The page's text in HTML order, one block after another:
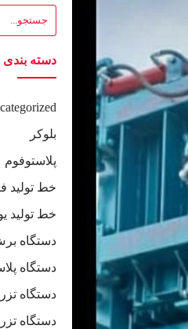
دسته بندی
بلوکر
پلاستوفوم
خط تولید
خط تولید
دستگاه
دستگاه
دستگاه
دستگاه